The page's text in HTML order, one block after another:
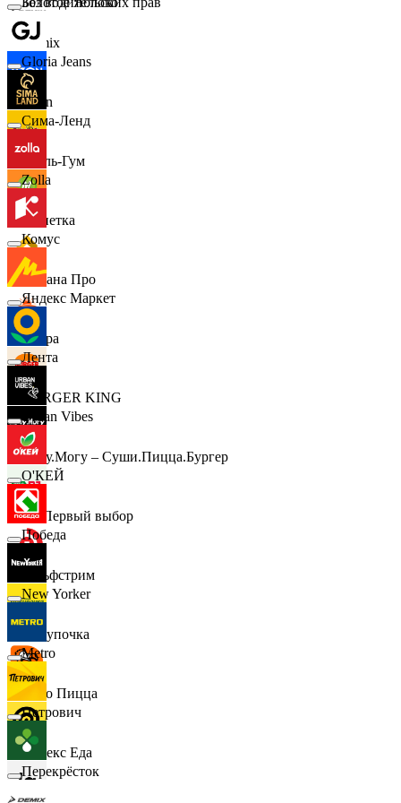
Demix
Ozon
Бубль-Гум
Монетка
Лемана Про
7 утра
BURGER KING
Хочу.Могу – Суши.Пицца.Бургер
B1 Первый выбор
Гольфстрим
Покупочка
Додо Пицца
Яндекс Еда
Gloria Jeans
Сима-Ленд
Zolla
Комус
Яндекс Маркет
Лента
Urban Vibes
О'КЕЙ
Победа
New Yorker
Metro
Петрович
Перекрёсток